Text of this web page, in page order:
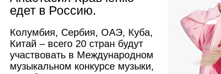
едет в Россию.
Колумбия, Сербия, ОАЭ, Куба,
Китай – всего 20 стран будут
участвовать в Международном
музыкальном конкурсе музыки,